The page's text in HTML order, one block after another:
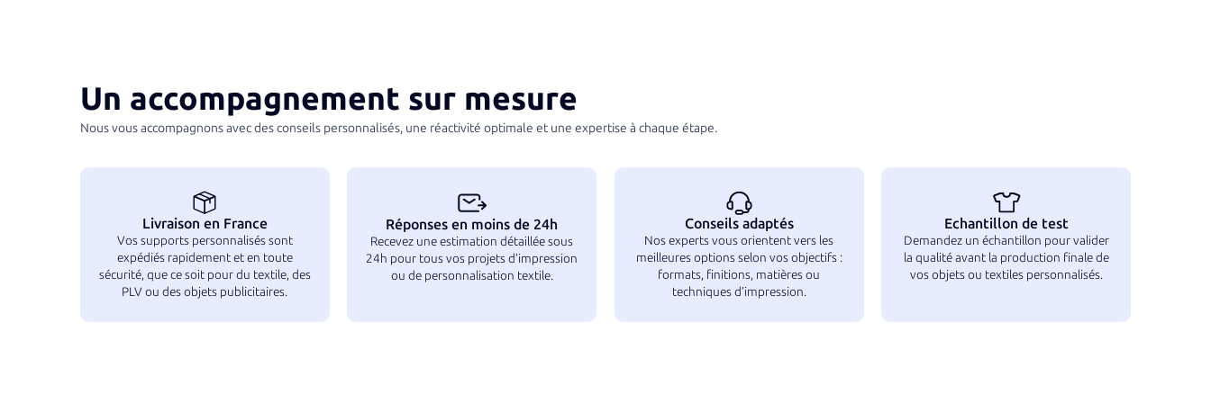
Un accompagnement sur mesure
Nous vous accompagnons avec des conseils personnalisés, une réactivité optimale et une expertise à chaque étape.
Livraison en France
Vos supports personnalisés sont
expédiés rapidement et en toute
sécurité, que ce soit pour du textile, des
PLV ou des objets publicitaires.
Réponses en moins de 24h
Recevez une estimation détaillée sous
24h pour tous vos projets d’impression
ou de personnalisation textile.
Conseils adaptés
Nos experts vous orientent vers les
meilleures options selon vos objectifs :
formats, finitions, matières ou
techniques d’impression.
Echantillon de test
Demandez un échantillon pour valider
la qualité avant la production finale de
vos objets ou textiles personnalisés.